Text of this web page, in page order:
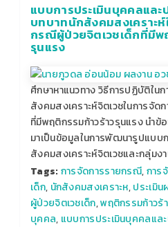
แบบการประเมินบุคคลและ
บทบาทนักสังคมสงเคราะ
กรณีผู้ป่วยจิตเวชเด็กที่มีพ
รุนแรง
ศึกษาหาแนวทาง วิธีการปฏิบัติในก
สังคมสงเคราะห์จิตเวชในการจั
ที่มีพฤติกรรมก้าวร้าวรุนแรง นำข้
มาเป็นข้อมูลในการพัฒนารูปแบบ
สังคมสงเคราะห์จิตเวชและกลุ่มง
Tags: การจัดการรายกรณี,การ
เด็ก, นักสังคมสงเคราะห,ประเมิน
ผู้ป่วยจิตเวชเด็ก,พฤติกรรมก้าวร้
บุคคล, แบบการประเมินบุคคลแล